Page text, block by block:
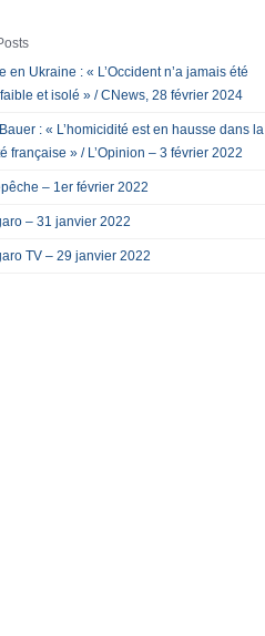
en Ukraine : « L’Occident n’a jamais été
et isolé » / CNews, 28 février 2024
: « L’homicidité est en hausse dans la
française » / L’Opinion – 3 février 2022
– 1er février 2022
– 31 janvier 2022
TV – 29 janvier 2022